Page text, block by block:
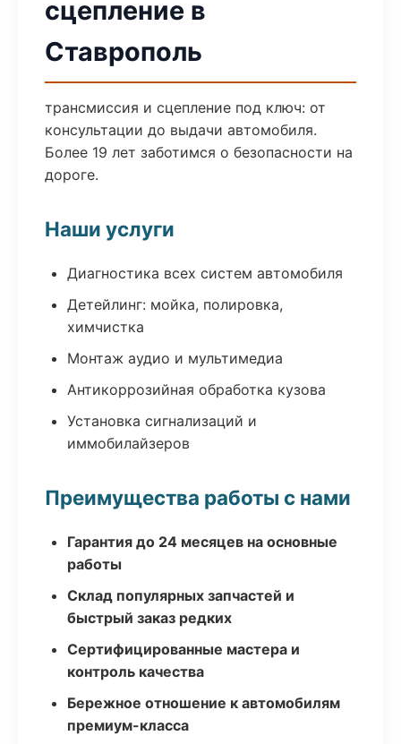
сцепление в
Ставрополь
трансмиссия и сцепление под ключ: от
консультации до выдачи автомобиля.
Более 19 лет заботимся о безопасности на
дороге.
Наши услуги
Диагностика всех систем автомобиля
Детейлинг: мойка, полировка,
химчистка
Монтаж аудио и мультимедиа
Антикоррозийная обработка кузова
Установка сигнализаций и
иммобилайзеров
Преимущества работы с нами
Гарантия до 24 месяцев на основные
работы
Склад популярных запчастей и
быстрый заказ редких
Сертифицированные мастера и
контроль качества
Бережное отношение к автомобилям
премиум-класса